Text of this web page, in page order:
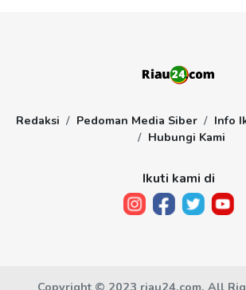
Redaksi Pedoman Media Siber Info
Hubungi Kami
Ikuti kami di